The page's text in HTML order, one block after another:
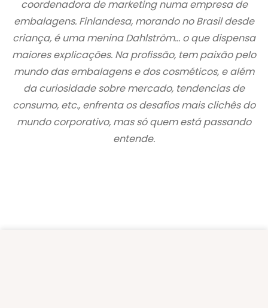
coordenadora de marketing numa empresa de
embalagens. Finlandesa, morando no Brasil desde
criança, é uma menina Dahlström… o que dispensa
maiores explicações. Na profissão, tem paixão pelo
mundo das embalagens e dos cosméticos, e além
da curiosidade sobre mercado, tendencias de
consumo, etc., enfrenta os desafios mais clichês do
mundo corporativo, mas só quem está passando
entende.